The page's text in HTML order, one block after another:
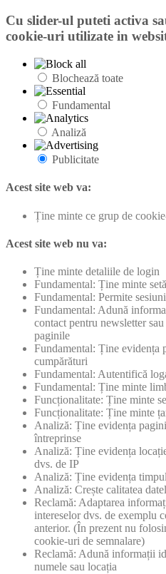
Cu slider-ul puteti activa
cookie-uri utilizate in
Blochează toate
Fundamental
Analiză
Publicitate
Acest site web va:
Ține minte ce grup de
Acest site web nu va:
Ține minte detaliile de login
Fundamental: Ține minte
Fundamental: Permite
Fundamental: Adună
contact pentru newsletter
paginile
Fundamental: Ține evidența
cumpărături
Fundamental: Autentifică
Fundamental: Ține minte
Funcționalitate: Ține minte
Funcționalitate: Ține minte
Analiză: Ține evidența
întreprinse
Analiză: Ține evidența
dvs. de IP
Analiză: Ține evidența
Analiză: Crește calitatea
Reclamă: Adaptarea
intereselor dvs. de exemplu
anterior. (În prezent nu
cookie-uri de semnalare)
Reclamă: Adună informații
numele sau locația